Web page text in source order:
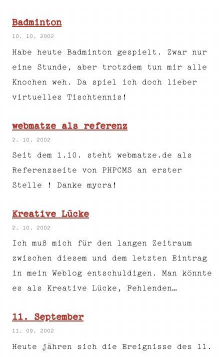
Badminton
10. 10. 2002
Habe heute Badminton gespielt. Zwar nur
eine Stunde, aber trotzdem tun mir alle
Knochen weh. Da spiel ich doch lieber
virtuelles Tischtennis!
webmatze als referenz
2. 10. 2002
Seit dem 1.10. steht webmatze.de als
Referenzseite von PHPCMS an erster
Stelle ! Danke mycra!
Kreative Lücke
2. 10. 2002
Ich muß mich für den langen Zeitraum
zwischen diesem und dem letzten Eintrag
in mein Weblog entschuldigen. Man könnte
es als Kreative Lücke, Fehlenden…
11. September
11. 09. 2002
Heute jähren sich die Ereignisse des 11.